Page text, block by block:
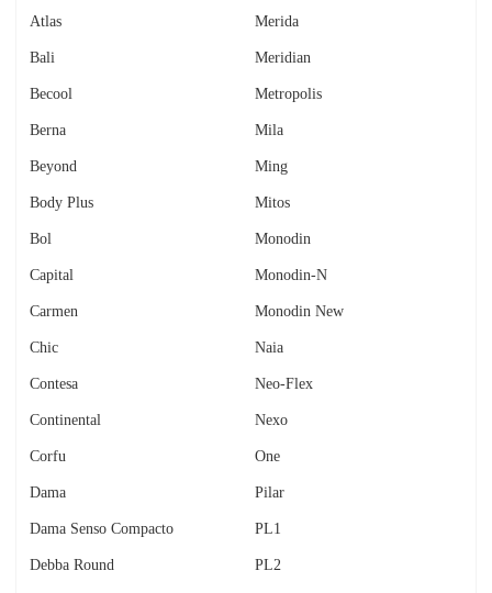
Atlas
Bali
Becool
Berna
Beyond
Body Plus
Bol
Capital
Carmen
Chic
Contesa
Continental
Corfu
Dama
Dama Senso Compacto
Debba Round
Merida
Meridian
Metropolis
Mila
Ming
Mitos
Monodin
Monodin-N
Monodin New
Naia
Neo-Flex
Nexo
One
Pilar
PL1
PL2